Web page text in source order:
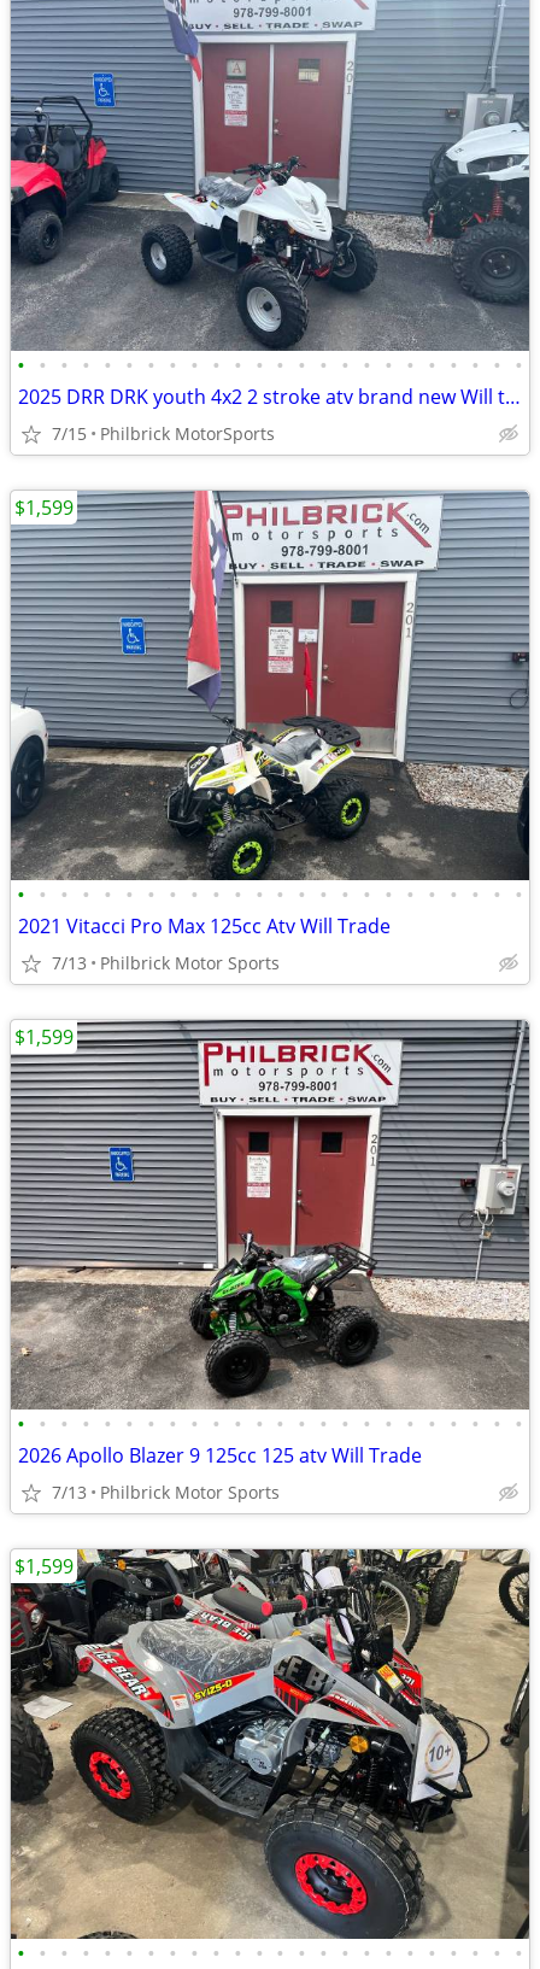
• • • • • • • • • • • • • • • • • • • • • • • •
2025 DRR DRK youth 4x2 2 stroke atv brand new Will trade
7/15 Philbrick MotorSports
• • • • • • • • • • • • • • • • • • • • • • • •
2021 Vitacci Pro Max 125cc Atv Will Trade
7/13 Philbrick Motor Sports
$1,599
• • • • • • • • • • • • • • • • • • • • • • • •
2026 Apollo Blazer 9 125cc 125 atv Will Trade
7/13 Philbrick Motor Sports
$1,599
• • • • • • • • • • • • • • • • • • • • • • • •
$1,599